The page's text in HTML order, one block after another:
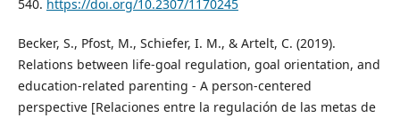
540. https://doi.org/10.2307/1170245
Becker, S., Pfost, M., Schiefer, I. M., & Artelt, C. (2019).
Relations between life-goal regulation, goal orientation, and
education-related parenting - A person-centered
perspective [Relaciones entre la regulación de las metas de